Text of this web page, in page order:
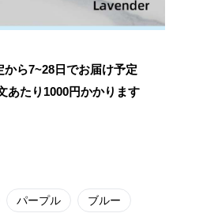
から7~28日でお届け予定
あたり 1000円かかります
パープル ブルー